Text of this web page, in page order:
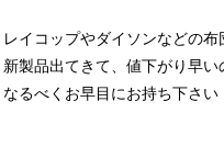
レイコップやダイソンなどの布
新製品出てきて、値下がり早
なるべくお早目にお持ち下さい